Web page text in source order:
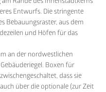
Entwurfs. Die stringente
Bebauungsraster, aus dem
und Höfen für das
an der nordwestlichen
Boxen für
dass sie
über die optionale (zur Zeit